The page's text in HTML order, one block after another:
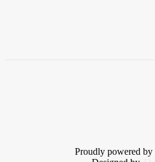
Proudly powered by